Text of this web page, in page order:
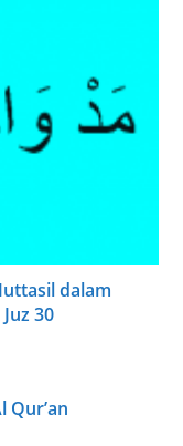
dalam
30
Qur’an